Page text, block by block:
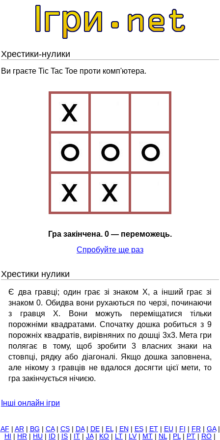
Xрестики-нулики
Ви граєте Tic Tac Toe проти комп'ютера.
Гра закінчена. 0 — переможець.
Спробуйте ще раз
Xрестики нулики
Є два гравці; один грає зі знаком X, а інший грає зі
знаком 0. Обидва вони рухаються по черзі, починаючи
з гравця X. Вони можуть переміщатися тільки
порожніми квадратами. Спочатку дошка робиться з 9
порожніх квадратів, вирівняних по дошці 3х3. Мета гри
полягає в тому, щоб зробити 3 власних знаки на
стовпці, рядку або діагоналі. Якщо дошка заповнена,
але нікому з гравців не вдалося досягти цієї мети, то
гра закінчується нічиєю.
Інші онлайн ігри
AF AR| BG CA| CS| DA| DE| EL| EN ES| ET| EU FI FR| GA|
HI
HR HU ID IS IT JA| KO LT LV| MT NL| PL| PT RO